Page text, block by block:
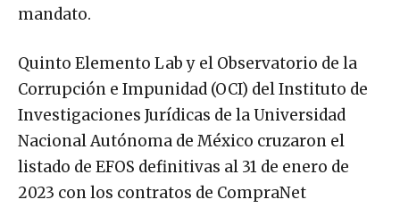
mandato.
Quinto Elemento Lab y el Observatorio de la
Corrupción e Impunidad (OCI) del Instituto de
Investigaciones Jurídicas de la Universidad
Nacional Autónoma de México cruzaron el
listado de EFOS definitivas al 31 de enero de
2023 con los contratos de CompraNet